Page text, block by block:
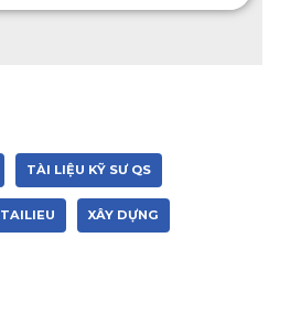
TÀI LIỆU KỸ SƯ QS
TAILIEU XÂY DỰNG